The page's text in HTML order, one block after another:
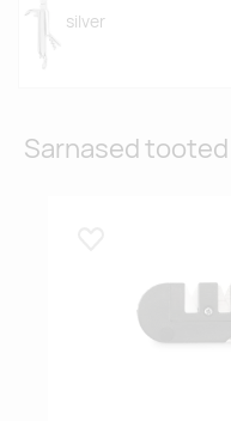
silver
Sarnased tooted